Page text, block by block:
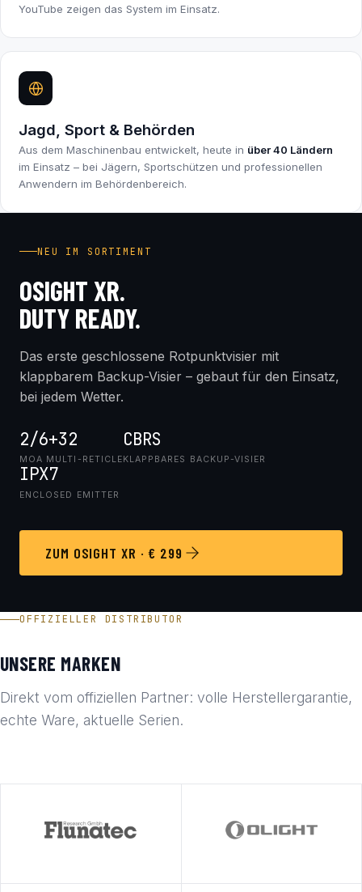
YouTube zeigen das System im Einsatz.
Jagd, Sport & Behörden
Aus dem Maschinenbau entwickelt, heute in über 40 Ländern
im Einsatz – bei Jägern, Sportschützen und professionellen
Anwendern im Behördenbereich.
NEU IM SORTIMENT
OSIGHT XR.
DUTY READY.
Das erste geschlossene Rotpunktvisier mit
klappbarem Backup-Visier – gebaut für den Einsatz,
bei jedem Wetter.
2/6+32
MOA MULTI-RETICLE
CBRS
KLAPPBARES BACKUP-VISIER
IPX7
ENCLOSED EMITTER
ZUM OSIGHT XR · € 299
OFFIZIELLER DISTRIBUTOR
UNSERE MARKEN
Direkt vom offiziellen Partner: volle Herstellergarantie,
echte Ware, aktuelle Serien.